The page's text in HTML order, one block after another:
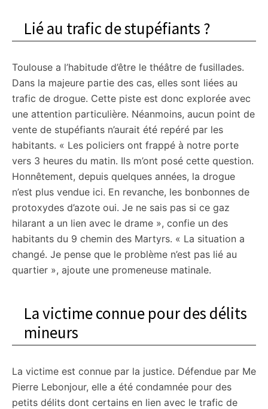
Lié au trafic de stupéfiants ?
Toulouse a l’habitude d’être le théâtre de fusillades.
Dans la majeure partie des cas, elles sont liées au
trafic de drogue. Cette piste est donc explorée avec
une attention particulière. Néanmoins, aucun point de
vente de stupéfiants n’aurait été repéré par les
habitants. « Les policiers ont frappé à notre porte
vers 3 heures du matin. Ils m’ont posé cette question.
Honnêtement, depuis quelques années, la drogue
n’est plus vendue ici. En revanche, les bonbonnes de
protoxydes d’azote oui. Je ne sais pas si ce gaz
hilarant a un lien avec le drame », confie un des
habitants du 9 chemin des Martyrs. « La situation a
changé. Je pense que le problème n’est pas lié au
quartier », ajoute une promeneuse matinale.
La victime connue pour des délits
mineurs
La victime est connue par la justice. Défendue par Me
Pierre Lebonjour, elle a été condamnée pour des
petits délits dont certains en lien avec le trafic de